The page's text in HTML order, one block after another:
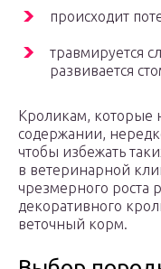
происходит
травмируется
развивается
Кроликам, которые
содержании,
чтобы избежать
в ветеринарной
чрезмерного роста
декоративного
веточный корм.